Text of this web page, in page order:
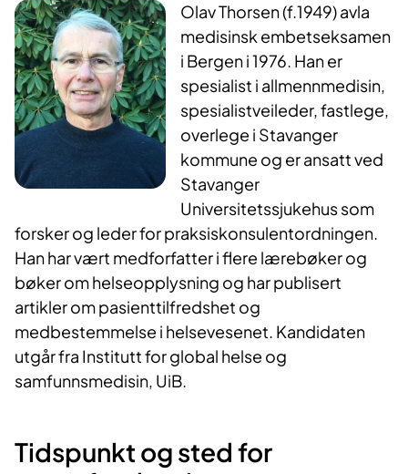
Olav Thorsen (f.1949) avla
medisinsk embetseksamen
i Bergen i 1976. Han er
spesialist i allmennmedisin,
spesialistveileder, fastlege,
overlege i Stavanger
kommune og er ansatt ved
Stavanger
Universitetssjukehus som
forsker og leder for praksiskonsulentordningen.
Han har vært medforfatter i flere lærebøker og
bøker om helseopplysning og har publisert
artikler om pasienttilfredshet og
medbestemmelse i helsevesenet. Kandidaten
utgår fra Institutt for global helse og
samfunnsmedisin, UiB.
Tidspunkt og sted for